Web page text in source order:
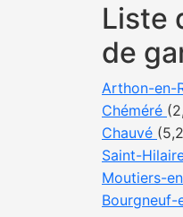
Liste
de
Arthon-en-
Chéméré
Chauvé
Saint-
Moutiers-
Bourgneuf-